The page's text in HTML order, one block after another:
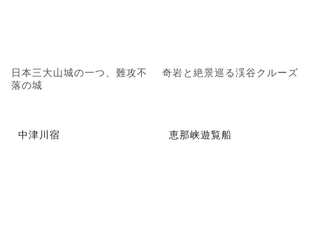
日本三大山城の一つ、難攻不
落の城
奇岩と絶景巡る渓谷クルーズ
中津川宿 恵那峡遊覧船